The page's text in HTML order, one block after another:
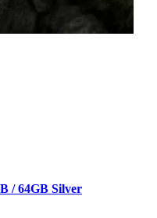
/ 64GB Silver